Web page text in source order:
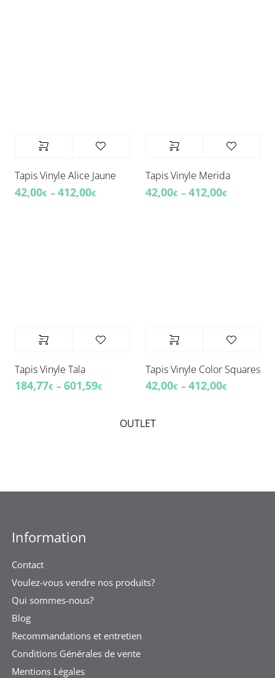
Tapis Vinyle Alice Jaune
42,00€ –412,00€
Tapis Vinyle Merida
42,00€ –412,00€
Tapis Vinyle Tala
184,77€ –601,59€
Tapis Vinyle Color Squares
42,00€ –412,00€
OUTLET
Information
Contact
Voulez-vous vendre nos produits?
Qui sommes-nous?
Blog
Recommandations et entretien
Conditions Générales de vente
Mentions Légales